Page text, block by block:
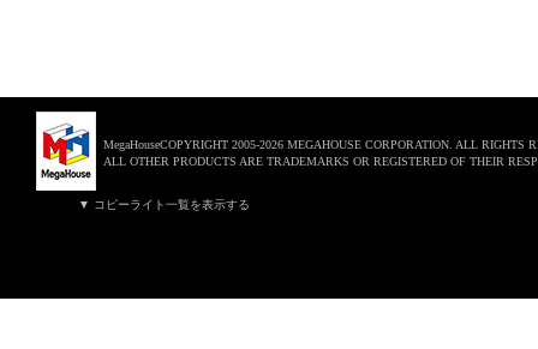
MegaHouseCOPYRIGHT 2005-2026 MEGAHOUSE CORPORATION. ALL RIGHTS
ALL OTHER PRODUCTS ARE TRADEMARKS OR REGISTERED OF THEIR
▼ コピーライト一覧を表示する